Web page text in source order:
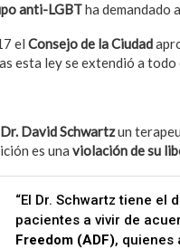
anti-LGBTha demandado
el Consejo de la Ciudad
esta ley se extendió a todo
Dr. David Schwartzun
es una violación de su
“El Dr. Schwartz tiene
pacientes a vivir de
Freedom (ADF), quienes